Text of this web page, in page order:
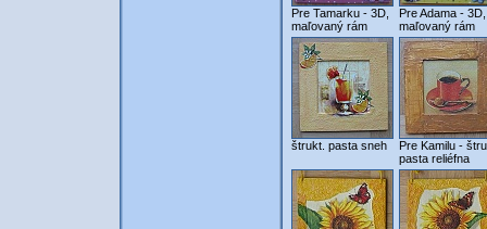
Pre Tamarku - 3D,
maľovaný rám
Pre Adama - 3D,
maľovaný rám
štrukt. pasta sneh
Pre Kamilu -
pasta reliéfna